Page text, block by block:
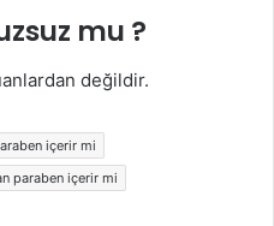
mu ?
değildir.
içerir mi
paraben içerir mi